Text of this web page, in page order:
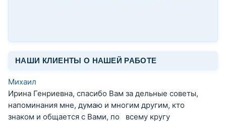
НАШИ КЛИЕНТЫ О НАШЕЙ РАБОТЕ
Михаил
Ирина Генриевна, спасибо Вам за дельные советы,
напоминания мне, думаю и многим другим, кто
знаком и общается с Вами, по всему кругу